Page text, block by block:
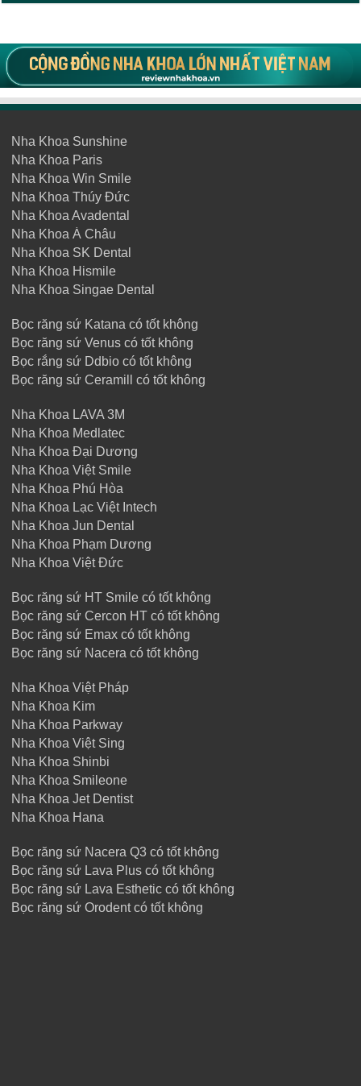
Nha Khoa Sunshine
Nha Khoa Paris
Nha Khoa Win Smile
Nha Khoa Thúy Đức
Nha Khoa Avadental
Nha Khoa Á Châu
Nha Khoa SK Dental
Nha Khoa Hismile
Nha Khoa Singae Dental
Bọc răng sứ Katana có tốt không
Bọc răng sứ Venus có tốt không
Bọc rắng sứ Ddbio có tốt không
Bọc răng sứ Ceramill có tốt không
Nha Khoa LAVA 3M
Nha Khoa Medlatec
Nha Khoa Đại Dương
Nha Khoa Việt Smile
Nha Khoa Phú Hòa
Nha Khoa Lạc Việt Intech
Nha Khoa Jun Dental
Nha Khoa Phạm Dương
Nha Khoa Việt Đức
Bọc răng sứ HT Smile có tốt không
Bọc răng sứ Cercon HT có tốt không
Bọc răng sứ Emax có tốt không
Bọc răng sứ Nacera có tốt không
Nha Khoa Việt Pháp
Nha Khoa Kim
Nha Khoa Parkway
Nha Khoa Việt Sing
Nha Khoa Shinbi
Nha Khoa Smileone
Nha Khoa Jet Dentist
Nha Khoa Hana
Bọc răng sứ Nacera Q3 có tốt không
Bọc răng sứ Lava Plus có tốt không
Bọc răng sứ Lava Esthetic có tốt không
Bọc răng sứ Orodent có tốt không